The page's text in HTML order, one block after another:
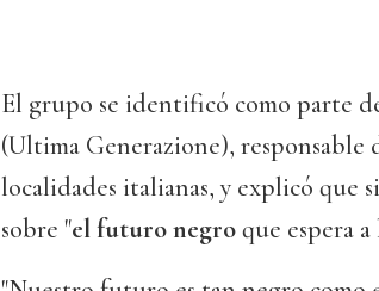
El grupo se identificó como parte
(Ultima Generazione), responsable
localidades italianas, y explicó que
sobre "el futuro negroque espera